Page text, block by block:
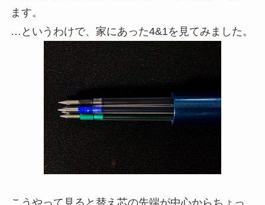
ます。
…というわけで、家にあった4&1を見てみました。
こうやって見ると替え芯の先端が中心からちょっ